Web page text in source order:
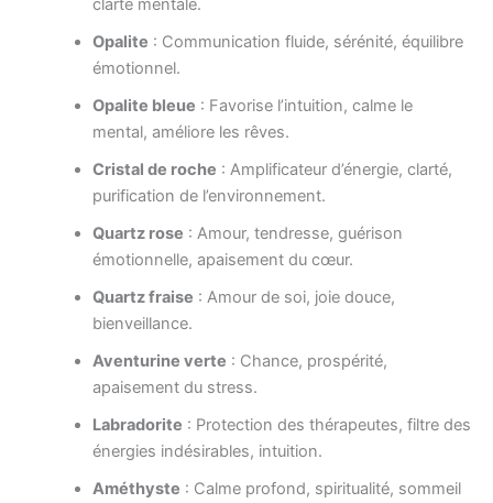
clarté mentale.
Opalite : Communication fluide, sérénité, équilibre
émotionnel.
Opalite bleue : Favorise l’intuition, calme le
mental, améliore les rêves.
Cristal de roche : Amplificateur d’énergie, clarté,
purification de l’environnement.
Quartz rose : Amour, tendresse, guérison
émotionnelle, apaisement du cœur.
Quartz fraise : Amour de soi, joie douce,
bienveillance.
Aventurine verte : Chance, prospérité,
apaisement du stress.
Labradorite : Protection des thérapeutes, filtre des
énergies indésirables, intuition.
Améthyste : Calme profond, spiritualité, sommeil